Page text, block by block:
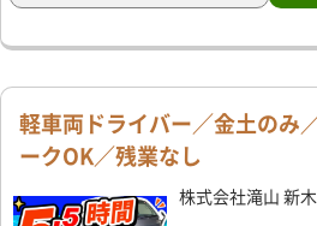
軽車両ドライバー／金土のみ
ークOK／残業なし
株式会社滝山 新